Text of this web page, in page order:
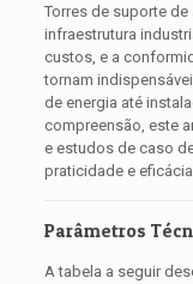
Torres de suporte
infraestrutura
custos, e a
tornam
de energia até
compreensão, este
e estudos de caso
praticidade e
Parâmetros
A tabela a seguir